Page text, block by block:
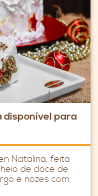
disponível para
Natalina, feita
de doce de
e nozes com